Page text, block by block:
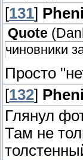
[131]
Quote (
чиновники
Просто
[132]
Глянул
Там не